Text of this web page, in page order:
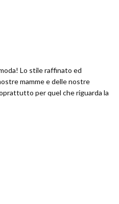
Lo stile raffinato ed
mamme e delle nostre
per quel che riguarda la